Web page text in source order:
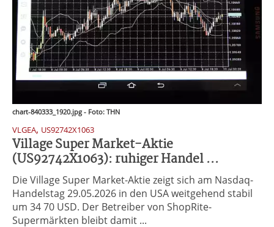
chart-840333_1920.jpg - Foto: THN
VLGEA, US92742X1063
Village Super Market-Aktie
(US92742X1063): ruhiger Handel ...
Die Village Super Market-Aktie zeigt sich am Nasdaq-
Handelstag 29.05.2026 in den USA weitgehend stabil
um 34 70 USD. Der Betreiber von ShopRite-
Supermärkten bleibt damit ...